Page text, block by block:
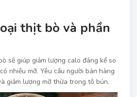
thịt bò và phần
sẽ giúp giảm lượng calo đáng kể so
nhiều mỡ. Yêu cầu người bán hàng
giảm lượng mỡ thừa trong tô bún.